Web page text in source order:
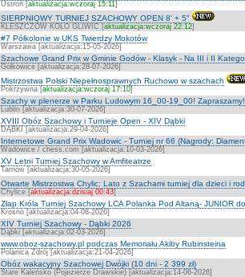
Ustroń [aktualizacja:wczoraj 15:11]
SIERPNIOWY TURNIEJ SZACHOWY OPEN 8' + 5"
KLESZCZÓW KOŁO GLIWIC [aktualizacja:wczoraj 22:12]
#7 Półkolonie w UKS Twierdzy Mokotów
Warszawa [aktualizacja:15-05-2026]
Szachowe Grand Prix w Gminie Godów - Klasyk - Na III i II
Gołkowice [aktualizacja:28-07-2026]
Mistrzostwa Polski Niepełnosprawnych Ruchowo w szachach
Pokrzywna [aktualizacja:wczoraj 17:10]
Szachy w plenerze w Parku Ludowym 16_00-19_00! Zapraszamy!
Lublin [aktualizacja:30-07-2026]
XVIII Obóz Szachowy i Turnieje Open - XIV Dąbki
DĄBKI [aktualizacja:29-04-2026]
Internetowe Grand Prix Wadowic - Turniej nr 66 (Nagrody:
Wadowice / chess.com [aktualizacja:10-03-2026]
XV Letni Turniej Szachowy w Amfiteatrze
Tarnów [aktualizacja:30-05-2026]
Otwarte Mistrzostwa Chylic: Lato z Szachami turniej dla dzieci i
Chylice [aktualizacja:dzisiaj 00:43]
Złap Króla Turniej Szachowy LCA Polanka Pod Altaną- JUNIOR
Krosno [aktualizacja:04-08-2026]
XIV Turniej Szachowy - Dąbki 2026
Dąbki [aktualizacja:02-03-2026]
www.oboz-szachowy.pl podczas Memoriału Akiby Rubinsteina
Polanica Zdrój [aktualizacja:21-04-2026]
Obóz wakacyjny Szachowej Dwójki (10 dni - 2 399 zł)
Stare Kaleńsko (Pojezierze Drawskie) [aktualizacja:14-06-2026]